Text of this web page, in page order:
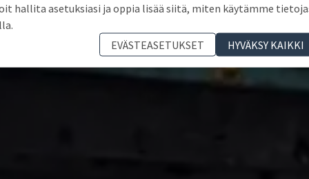
hallita asetuksiasi ja oppia lisää siitä, miten käytämme
EVÄSTEASETUKSET
HYVÄKSY KAIKKI